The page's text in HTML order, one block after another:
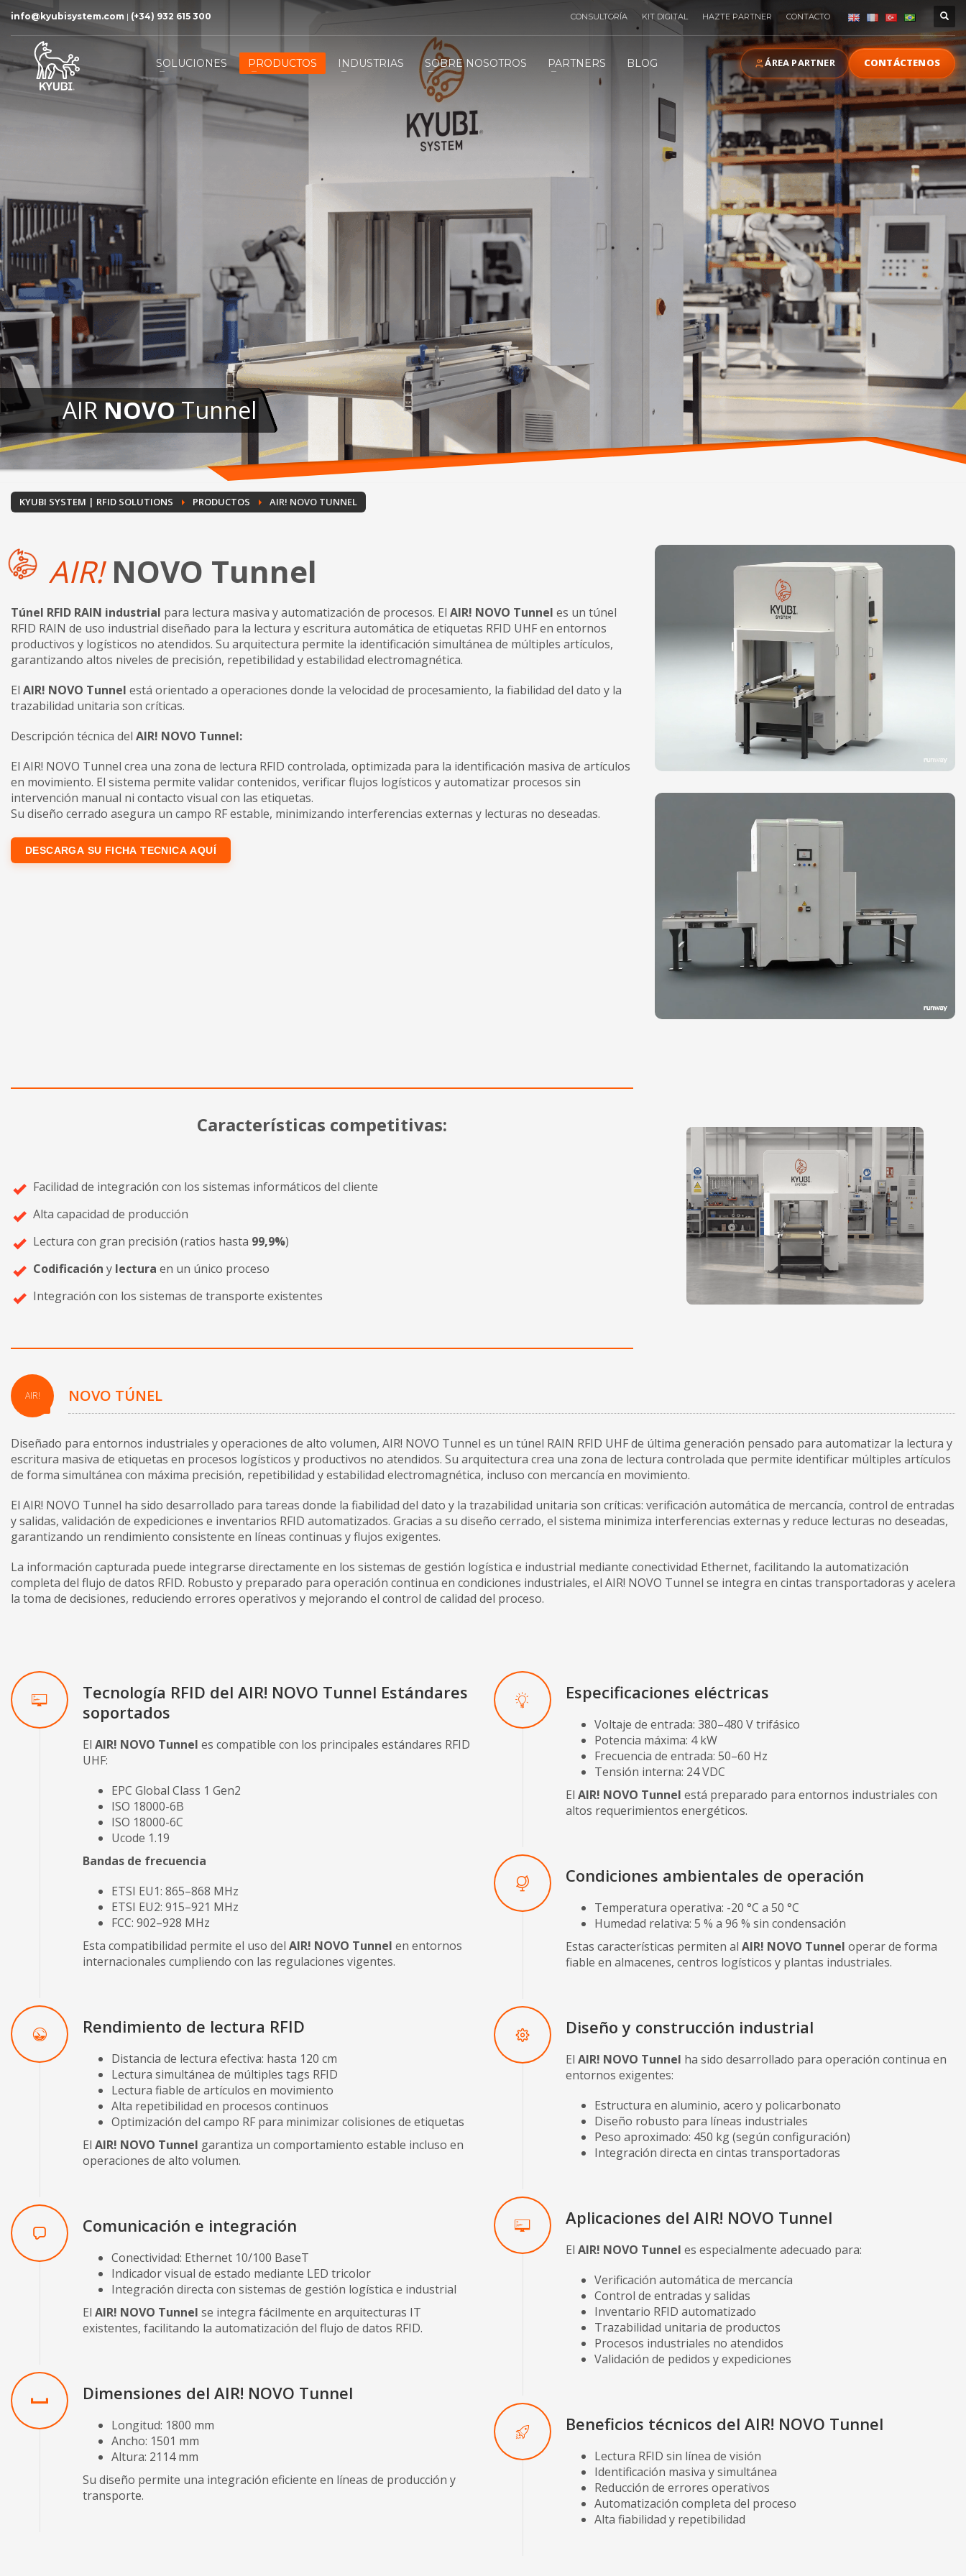
info@kyubisystem.com | (+34) 932 615 300 CONSULTORÍA KIT DIGITAL HAZTE PARTNER CONTACTO
SOLUCIONES PRODUCTOS INDUSTRIAS SOBRE NOSOTROS PARTNERS BLOG ÁREA PARTNER CONTÁCTENOS
AIRNOVOTunnel
KYUBI SYSTEM | RFID SOLUTIONS PRODUCTOS AIR! NOVO TUNNEL
AIR! NOVO Tunnel
Túnel RFID RAIN industrial para lectura masiva y automatización de procesos. El AIR! NOVO Tunnel es un túnel
RFID RAIN de uso industrial diseñado para la lectura y escritura automática de etiquetas RFID UHF en entornos
productivos y logísticos no atendidos. Su arquitectura permite la identificación simultánea de múltiples artículos,
garantizando altos niveles de precisión, repetibilidad y estabilidad electromagnética.
El AIR! NOVO Tunnel está orientado a operaciones donde la velocidad de procesamiento, la fiabilidad del dato y la
trazabilidad unitaria son críticas.
Descripción técnica del AIR! NOVO Tunnel:
El AIR! NOVO Tunnel crea una zona de lectura RFID controlada, optimizada para la identificación masiva de artículos
en movimiento. El sistema permite validar contenidos, verificar flujos logísticos y automatizar procesos sin
intervención manual ni contacto visual con las etiquetas.
Su diseño cerrado asegura un campo RF estable, minimizando interferencias externas y lecturas no deseadas.
DESCARGA SU FICHA TECNICA AQUÍ
Características competitivas:
Facilidad de integración con los sistemas informáticos del cliente
Alta capacidad de producción
Lectura con gran precisión (ratios hasta 99,9%)
Codificación y lectura en un único proceso
Integración con los sistemas de transporte existentes
AIR! NOVO TÚNEL
Diseñado para entornos industriales y operaciones de alto volumen, AIR! NOVO Tunnel es un túnel RAIN RFID UHF de última generación pensado para automatizar la lectura y
escritura masiva de etiquetas en procesos logísticos y productivos no atendidos. Su arquitectura crea una zona de lectura controlada que permite identificar múltiples artículos
de forma simultánea con máxima precisión, repetibilidad y estabilidad electromagnética, incluso con mercancía en movimiento.
El AIR! NOVO Tunnel ha sido desarrollado para tareas donde la fiabilidad del dato y la trazabilidad unitaria son críticas: verificación automática de mercancía, control de entradas
y salidas, validación de expediciones e inventarios RFID automatizados. Gracias a su diseño cerrado, el sistema minimiza interferencias externas y reduce lecturas no deseadas,
garantizando un rendimiento consistente en líneas continuas y flujos exigentes.
La información capturada puede integrarse directamente en los sistemas de gestión logística e industrial mediante conectividad Ethernet, facilitando la automatización
completa del flujo de datos RFID. Robusto y preparado para operación continua en condiciones industriales, el AIR! NOVO Tunnel se integra en cintas transportadoras y acelera
la toma de decisiones, reduciendo errores operativos y mejorando el control de calidad del proceso.
Tecnología RFID del AIR! NOVO Tunnel Estándares
soportados
El AIR! NOVO Tunnel es compatible con los principales estándares RFID
UHF:
EPC Global Class 1 Gen2
ISO 18000-6B
ISO 18000-6C
Ucode 1.19
Bandas de frecuencia
ETSI EU1: 865–868 MHz
ETSI EU2: 915–921 MHz
FCC: 902–928 MHz
Esta compatibilidad permite el uso del AIR! NOVO Tunnel en entornos
internacionales cumpliendo con las regulaciones vigentes.
Rendimiento de lectura RFID
Distancia de lectura efectiva: hasta 120 cm
Lectura simultánea de múltiples tags RFID
Lectura fiable de artículos en movimiento
Alta repetibilidad en procesos continuos
Optimización del campo RF para minimizar colisiones de etiquetas
El AIR! NOVO Tunnel garantiza un comportamiento estable incluso en
operaciones de alto volumen.
Comunicación e integración
Conectividad: Ethernet 10/100 BaseT
Indicador visual de estado mediante LED tricolor
Integración directa con sistemas de gestión logística e industrial
El AIR! NOVO Tunnel se integra fácilmente en arquitecturas IT
existentes, facilitando la automatización del flujo de datos RFID.
Dimensiones del AIR! NOVO Tunnel
Longitud: 1800 mm
Ancho: 1501 mm
Altura: 2114 mm
Su diseño permite una integración eficiente en líneas de producción y
transporte.
Especificaciones eléctricas
Voltaje de entrada: 380–480 V trifásico
Potencia máxima: 4 kW
Frecuencia de entrada: 50–60 Hz
Tensión interna: 24 VDC
El AIR! NOVO Tunnel está preparado para entornos industriales con
altos requerimientos energéticos.
Condiciones ambientales de operación
Temperatura operativa: -20 °C a 50 °C
Humedad relativa: 5 % a 96 % sin condensación
Estas características permiten al AIR! NOVO Tunnel operar de forma
fiable en almacenes, centros logísticos y plantas industriales.
Diseño y construcción industrial
El AIR! NOVO Tunnel ha sido desarrollado para operación continua en
entornos exigentes:
Estructura en aluminio, acero y policarbonato
Diseño robusto para líneas industriales
Peso aproximado: 450 kg (según configuración)
Integración directa en cintas transportadoras
Aplicaciones del AIR! NOVO Tunnel
El AIR! NOVO Tunnel es especialmente adecuado para:
Verificación automática de mercancía
Control de entradas y salidas
Inventario RFID automatizado
Trazabilidad unitaria de productos
Procesos industriales no atendidos
Validación de pedidos y expediciones
Beneficios técnicos del AIR! NOVO Tunnel
Lectura RFID sin línea de visión
Identificación masiva y simultánea
Reducción de errores operativos
Automatización completa del proceso
Alta fiabilidad y repetibilidad